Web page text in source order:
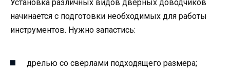
Установка различных видов дверных доводчиков
начинается с подготовки необходимых для работы
инструментов. Нужно запастись:
дрелью со свёрлами подходящего размера;